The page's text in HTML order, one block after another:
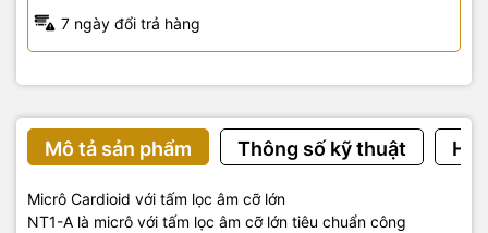
7 ngày đổi trả hàng
Mô tả sản phẩm Thông số kỹ thuật
Micrô Cardioid với tấm lọc âm cỡ lớn
NT1-A là micrô với tấm lọc âm cỡ lớn tiêu chuẩn công